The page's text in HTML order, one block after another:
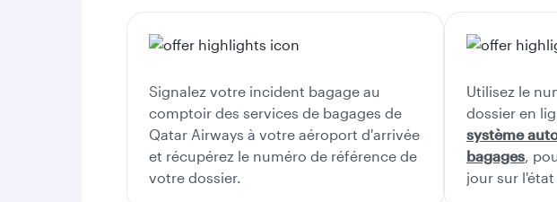
Signalez votre incident bagage au
comptoir des services de bagages de
Qatar Airways à votre aéroport d'arrivée
et récupérez le numéro de référence de
votre dossier.
Utilisez le
dossier en
système
bagages,
jour sur